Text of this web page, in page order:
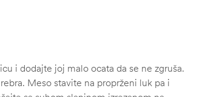
i dodajte joj malo ocata da se ne zgruša.
Meso stavite na proprženi luk pa i